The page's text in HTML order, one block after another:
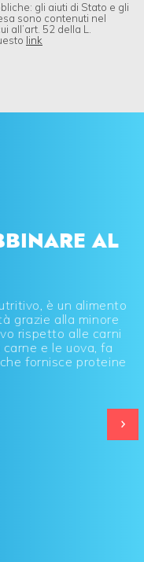
gli aiuti di Stato e gli
sono contenuti nel
52 della L.
link
AL
è un alimento
grazie alla minore
rispetto alle carni
e le uova, fa
fornisce proteine